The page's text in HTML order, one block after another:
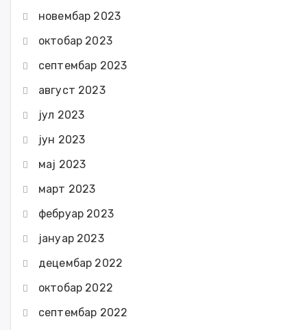
новембар 2023
октобар 2023
септембар 2023
август 2023
јул 2023
јун 2023
мај 2023
март 2023
фебруар 2023
јануар 2023
децембар 2022
октобар 2022
септембар 2022